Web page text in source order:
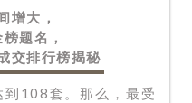
增大，
榜题名，
交排行榜揭秘
到108套。那么，最受